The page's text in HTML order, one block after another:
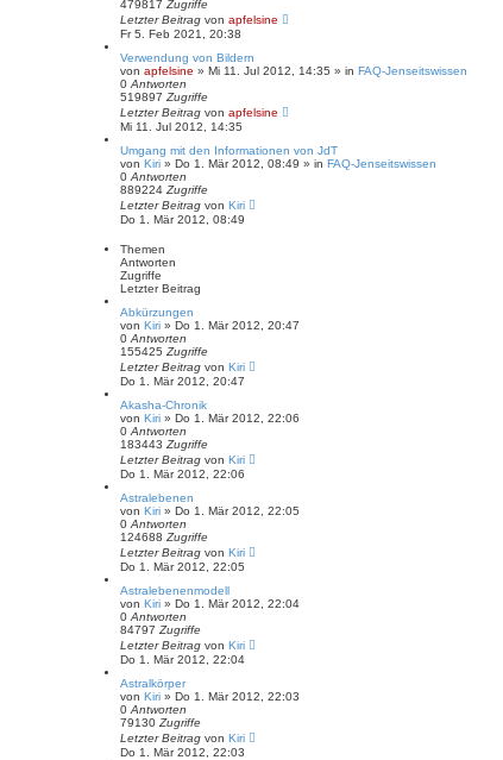
c
h
e
479817 Zugriffe
Letzter Beitrag von apfelsine
Fr 5. Feb 2021, 20:38
Verwendung von Bildern
von apfelsine » Mi 11. Jul 2012, 14:35 » in FAQ-Jenseitswissen
0 Antworten
519897 Zugriffe
Letzter Beitrag von apfelsine
Mi 11. Jul 2012, 14:35
Umgang mit den Informationen von JdT
von Kiri » Do 1. Mär 2012, 08:49 » in FAQ-Jenseitswissen
0 Antworten
889224 Zugriffe
Letzter Beitrag von Kiri
Do 1. Mär 2012, 08:49
Themen
Antworten
Zugriffe
Letzter Beitrag
Abkürzungen
von Kiri » Do 1. Mär 2012, 20:47
0 Antworten
155425 Zugriffe
Letzter Beitrag von Kiri
Do 1. Mär 2012, 20:47
Akasha-Chronik
von Kiri » Do 1. Mär 2012, 22:06
0 Antworten
183443 Zugriffe
Letzter Beitrag von Kiri
Do 1. Mär 2012, 22:06
Astralebenen
von Kiri » Do 1. Mär 2012, 22:05
0 Antworten
124688 Zugriffe
Letzter Beitrag von Kiri
Do 1. Mär 2012, 22:05
Astralebenenmodell
von Kiri » Do 1. Mär 2012, 22:04
0 Antworten
84797 Zugriffe
Letzter Beitrag von Kiri
Do 1. Mär 2012, 22:04
Astralkörper
von Kiri » Do 1. Mär 2012, 22:03
0 Antworten
79130 Zugriffe
Letzter Beitrag von Kiri
Do 1. Mär 2012, 22:03